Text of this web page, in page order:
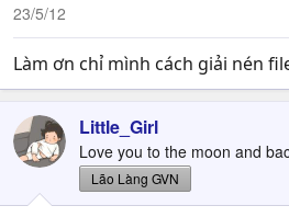
23/5/12
Làm ơn chỉ mình cách giải nén
Little_Girl
Love you to the moon and
Lão Làng GVN